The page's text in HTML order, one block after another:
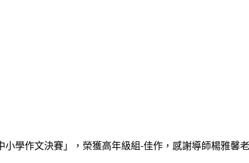
學作文決賽」，榮獲高年級組-佳作，感謝導師楊雅馨